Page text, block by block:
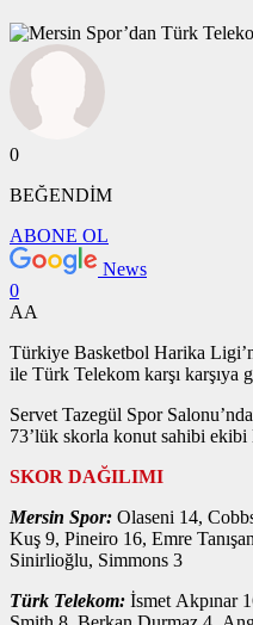
0
BEĞENDİM
ABONE OL
News
0
AA
Türkiye Basketbol Harika
ile Türk Telekom karşı karşıya
Servet Tazegül Spor
73’lük skorla konut sahibi
SKOR DAĞILIMI
Mersin Spor: Olaseni 14,
Kuş 9, Pineiro 16, Emre
Sinirlioğlu, Simmons 3
Türk Telekom: İsmet Akpınar